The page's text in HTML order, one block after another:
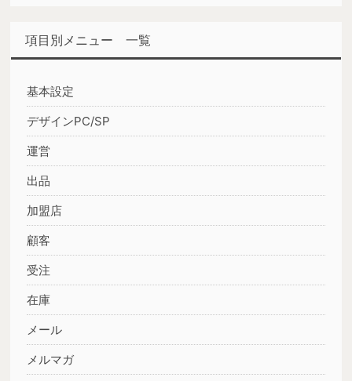
項目別メニュー 一覧
基本設定
デザインPC/SP
運営
出品
加盟店
顧客
受注
在庫
メール
メルマガ